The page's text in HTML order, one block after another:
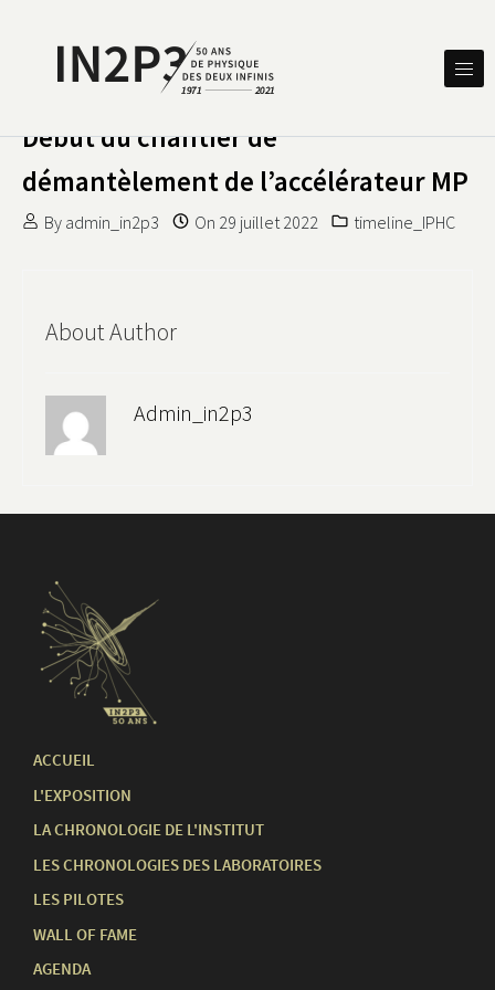
IN2P3 50 ANS DE PHYSIQUE
Début du chantier de
démantèlement de l’accélérateur MP
By admin_in2p3 On 29 juillet 2022 timeline_IPHC
About Author
Admin_in2p3
ACCUEIL
L'EXPOSITION
LA CHRONOLOGIE DE L'INSTITUT
LES CHRONOLOGIES DES LABORATOIRES
LES PILOTES
WALL OF FAME
AGENDA